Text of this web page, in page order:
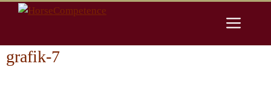
Zum
grafik-7